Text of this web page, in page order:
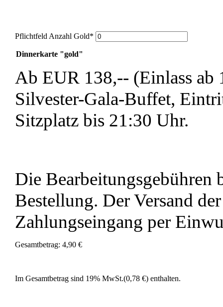
Pflichtfeld Anzahl Gold*
Dinnerkarte "gold"
Ab EUR 138,-- (Einlass
Silvester-Gala-Buffet,
Sitzplatz bis 21:30 Uhr.
Die Bearbeitungsgebühren
Bestellung. Der Versand
Zahlungseingang per
Gesamtbetrag: 4,90 €
Im Gesamtbetrag sind 19% MwSt.(0,78 €) enthalten.